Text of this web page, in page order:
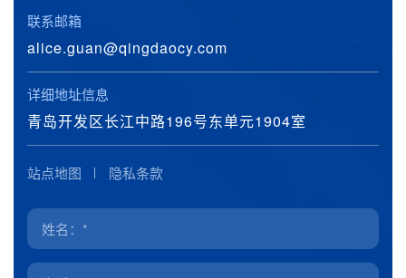
联系邮箱
alice.guan@qingdaocy.com
详细地址信息
青岛开发区长江中路196号东单元1904室
站点地图 隐私条款